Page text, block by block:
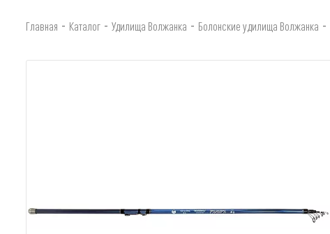
Главная - Каталог - Удилища Волжанка - Болонские удилища Волжанка -